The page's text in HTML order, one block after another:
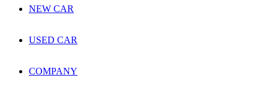
NEW CAR
USED CAR
COMPANY